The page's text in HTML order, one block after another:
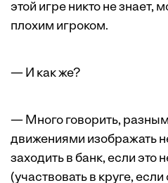
этой игре никто не знает,
плохим игроком.
— И как же?
— Много говорить,
движениями изображать
заходить в банк, если это
(участвовать в круге,